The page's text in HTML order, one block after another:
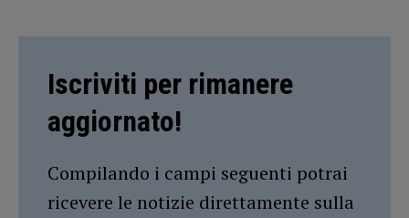
Iscriviti per rimanere
aggiornato!
Compilando i campi seguenti potrai
ricevere le notizie direttamente sulla